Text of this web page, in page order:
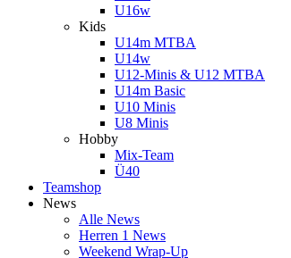
U16w
Kids
U14m MTBA
U14w
U12-Minis & U12 MTBA
U14m Basic
U10 Minis
U8 Minis
Hobby
Mix-Team
Ü40
Teamshop
News
Alle News
Herren 1 News
Weekend Wrap-Up